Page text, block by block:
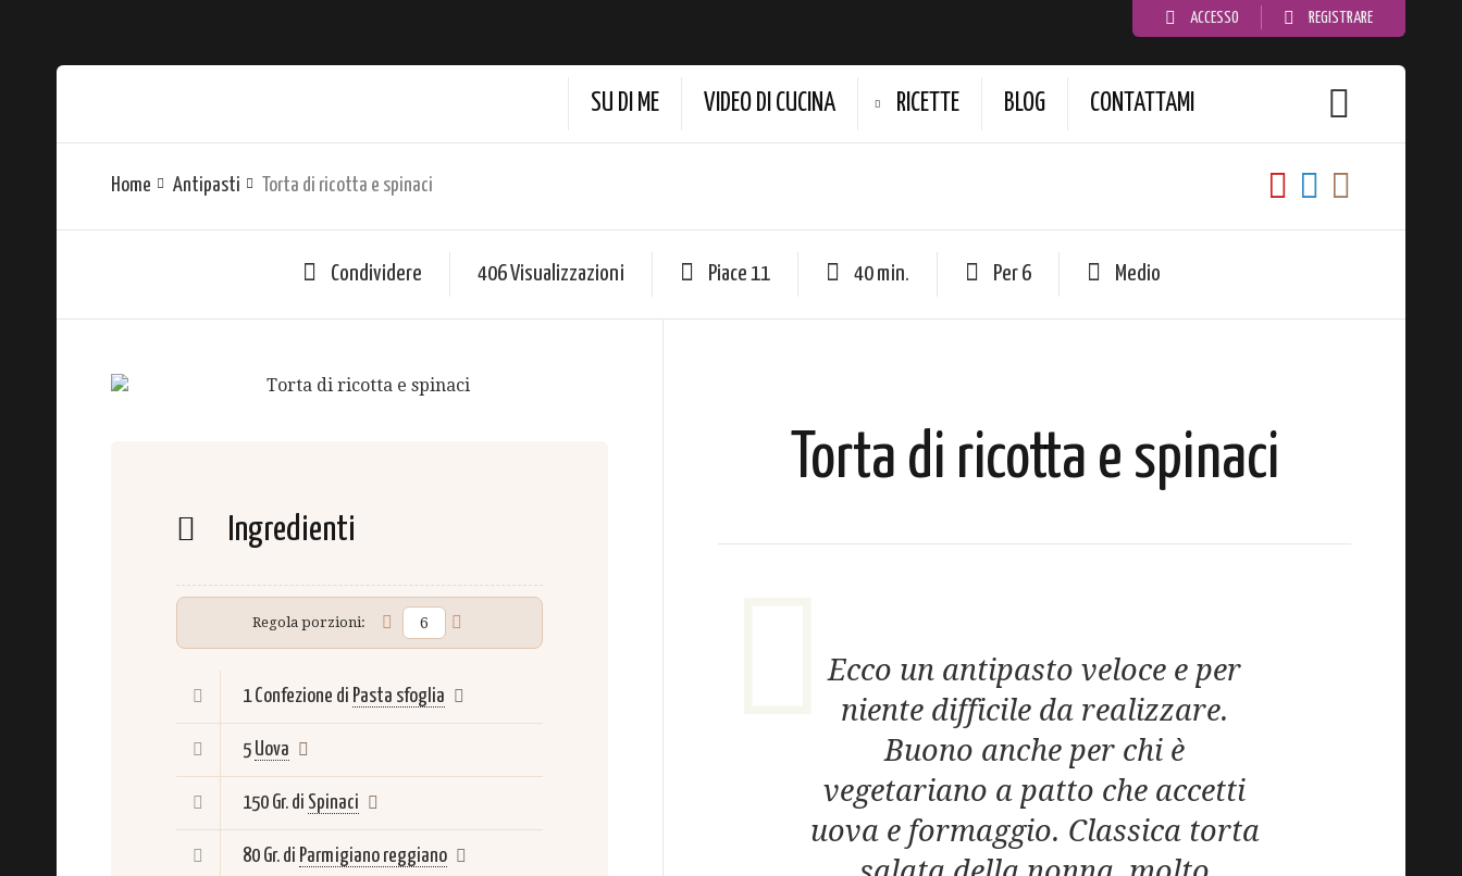
ACCESSO REGISTRARE
SU DI ME VIDEO DI CUCINA RICETTE BLOG CONTATTAMI
Home Antipasti Torta di ricotta e spinaci
Condividere 406 Visualizzazioni Piace 11 40 min. Per 6 Medio
Ingredienti
Regola porzioni:
1 Confezione di Pasta sfoglia
5 Uova
150 Gr. di Spinaci
80 Gr. di Parmigiano reggiano
Torta di ricotta e spinaci
Ecco un antipasto veloce e per
niente difficile da realizzare.
Buono anche per chi è
vegetariano a patto che accetti
uova e formaggio. Classica torta